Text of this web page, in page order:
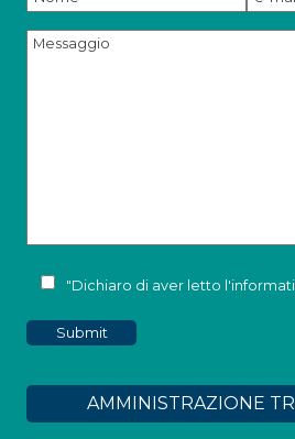
"Dichiaro di aver letto l'
AMMINISTRAZIONE